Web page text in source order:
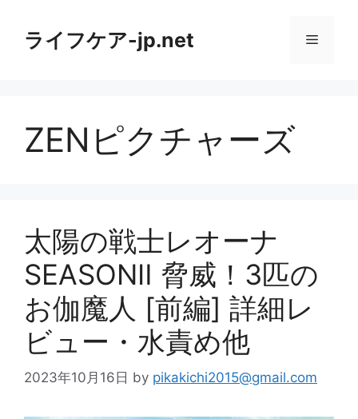
ライフケア-jp.net メ
ZENピクチャーズ
太陽の戦士レオーナ
SEASONⅡ 脅威！3匹の
お伽魔人 [前編] 詳細レ
ビュー・水責め他
2023年10月16日 by pikakichi2015@gmail.com